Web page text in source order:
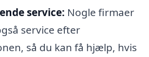
service: Nogle firmaer
service efter
så du kan få hjælp, hvis